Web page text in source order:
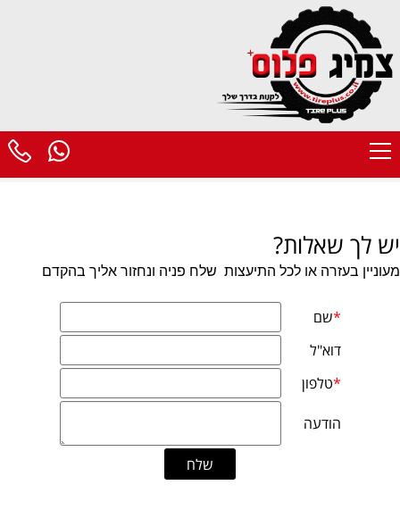
יש לך שאלות?
מעוניין בעזרה או לכל התיעצות שלח פניה ונחזור אליך בהקדם